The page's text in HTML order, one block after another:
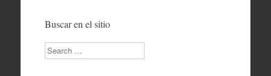
Buscar en el sitio
Search